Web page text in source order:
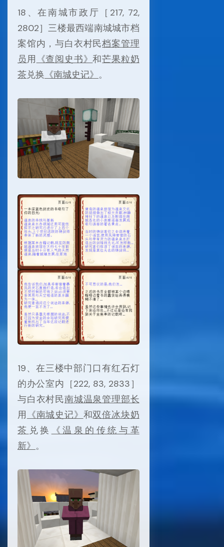
18、在南城市政厅［217, 72,
2802］三楼最西端南城城市档
案馆内，与白衣村民档案管理
员用 《查阅史书》和芒果粒奶
茶兑换 《南城史记》 。
19、在三楼中部门口有红石灯
的办公室内［222, 83, 2833］
与白衣村民南城温泉管理部长
用 《南城史记》 和双倍冰块奶
茶 兑换
《温泉的传统与革
新》 。